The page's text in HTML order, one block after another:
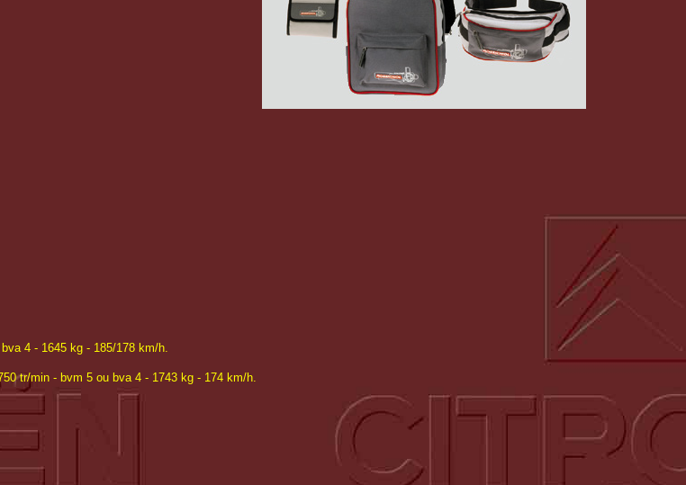
4 - 1645 kg - 185/178 km/h.
tr/min - bvm 5 ou bva 4 - 1743 kg - 174 km/h.